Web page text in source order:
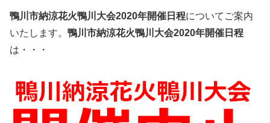
鴨川市納涼花火鴨川大会2020年開催日程についてご案内
いたします。 鴨川市納涼花火鴨川大会2020年開催日程
は・・・